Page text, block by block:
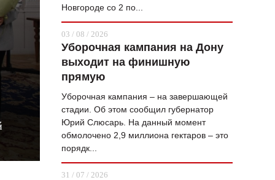
КУЛЬТ ЕДЫ
ЖУРНАЛ
Новгороде со 2 по...
03 / 08 / 2026
Уборочная кампания на Дону
выходит на финишную
прямую
Уборочная кампания – на завершающей
стадии. Об этом сообщил губернатор
Юрий Слюсарь. На данный момент
обмолочено 2,9 миллиона гектаров – это
порядк...
31 / 07 / 2026